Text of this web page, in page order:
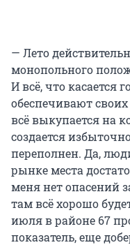
— Лето
монопольного
И всё, что касается
обеспечивают
всё выкупается на
создается
переполнен. Да,
рынке места
меня нет опасений
там всё хорошо
июля в районе 67
показатель, еще